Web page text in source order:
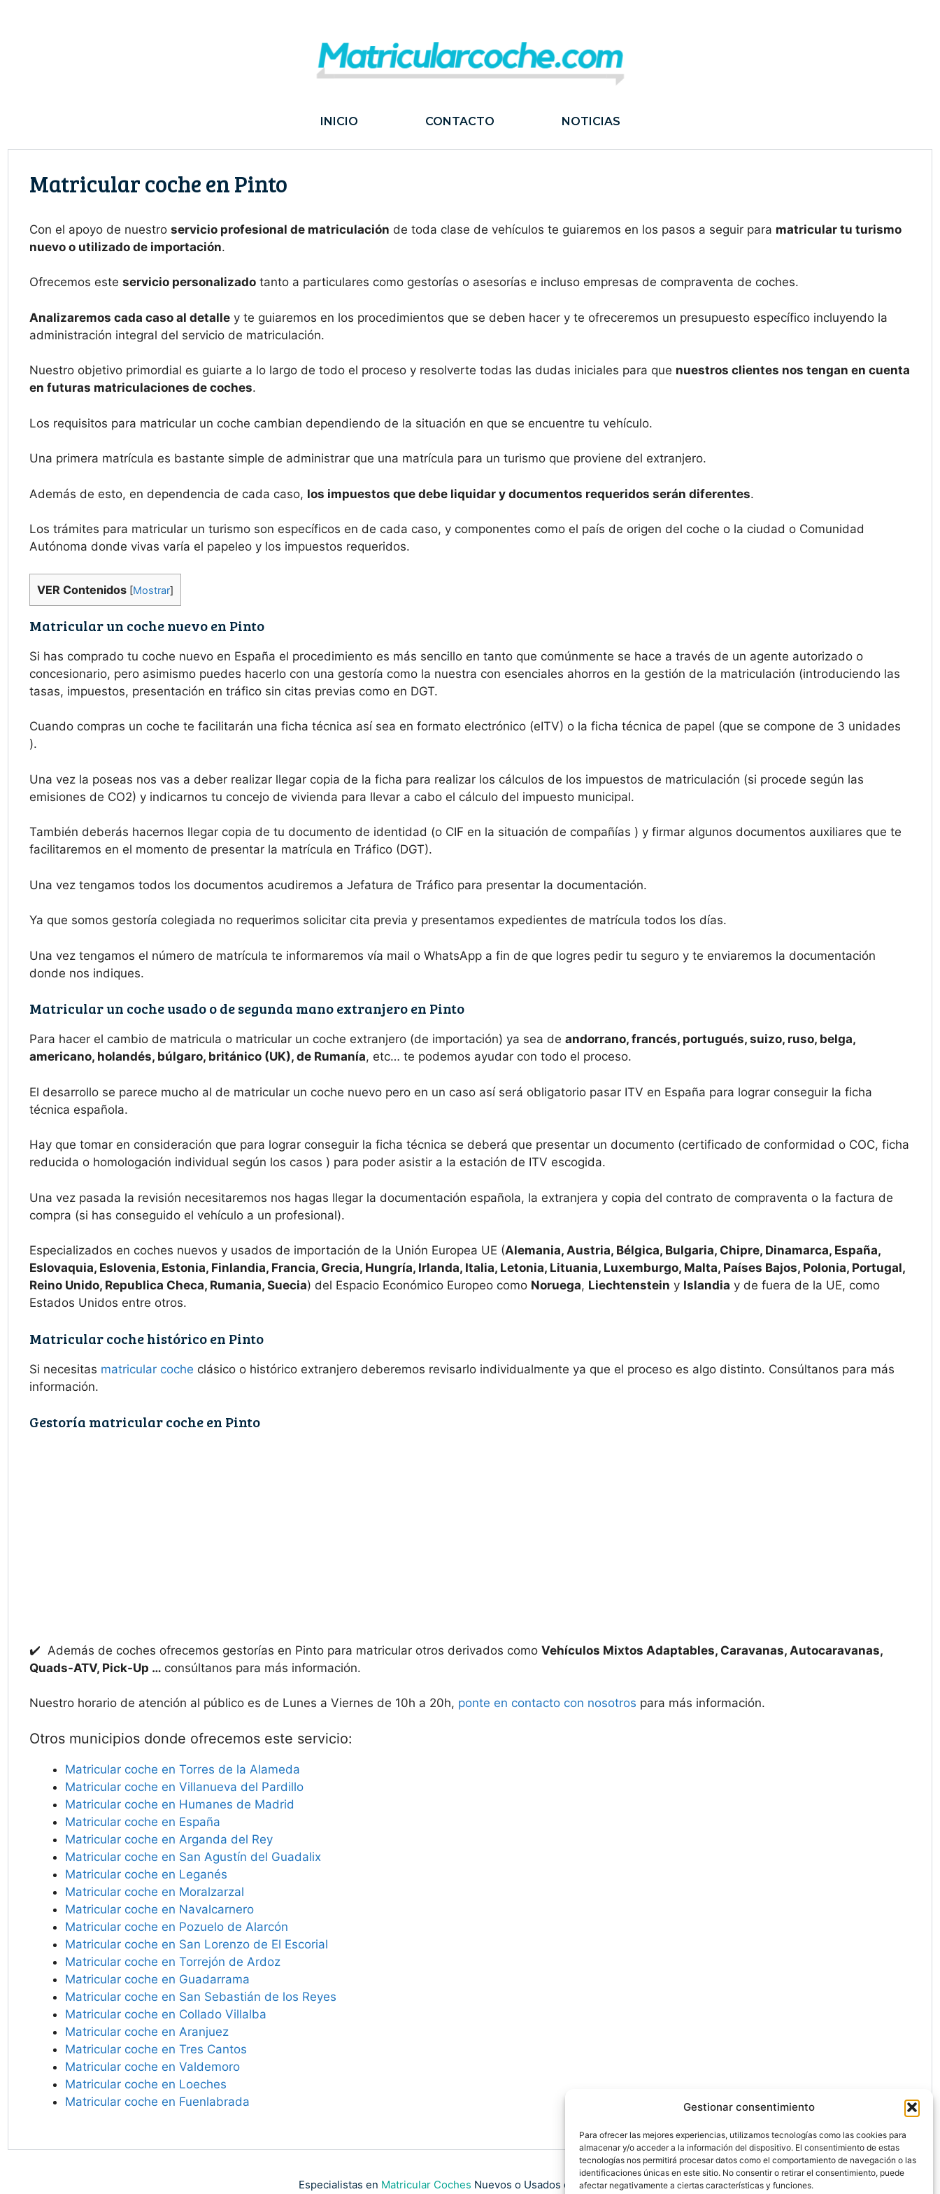
Gestionar consentimiento
Para ofrecer las mejores experiencias, utilizamos tecnologías como las cookies para
almacenar y/o acceder a la información del dispositivo. El consentimiento de estas
tecnologías nos permitirá procesar datos como el comportamiento de navegación o las
identificaciones únicas en este sitio. No consentir o retirar el consentimiento, puede
afectar negativamente a ciertas características y funciones.
INICIO CONTACTO NOTICIAS
Matricular coche en Pinto
Con el apoyo de nuestro servicio profesional de matriculación de toda clase de vehículos te guiaremos en los pasos a seguir para matricular tu turismo
nuevo o utilizado de importación.
Ofrecemos este servicio personalizado tanto a particulares como gestorías o asesorías e incluso empresas de compraventa de coches.
Analizaremos cada caso al detalle y te guiaremos en los procedimientos que se deben hacer y te ofreceremos un presupuesto específico incluyendo la
administración integral del servicio de matriculación.
Nuestro objetivo primordial es guiarte a lo largo de todo el proceso y resolverte todas las dudas iniciales para que nuestros clientes nos tengan en cuenta
en futuras matriculaciones de coches.
Los requisitos para matricular un coche cambian dependiendo de la situación en que se encuentre tu vehículo.
Una primera matrícula es bastante simple de administrar que una matrícula para un turismo que proviene del extranjero.
Además de esto, en dependencia de cada caso, los impuestos que debe liquidar y documentos requeridos serán diferentes.
Los trámites para matricular un turismo son específicos en de cada caso, y componentes como el país de origen del coche o la ciudad o Comunidad
Autónoma donde vivas varía el papeleo y los impuestos requeridos.
VER Contenidos [Mostrar]
Matricular un coche nuevo en Pinto
Si has comprado tu coche nuevo en España el procedimiento es más sencillo en tanto que comúnmente se hace a través de un agente autorizado o
concesionario, pero asimismo puedes hacerlo con una gestoría como la nuestra con esenciales ahorros en la gestión de la matriculación (introduciendo las
tasas, impuestos, presentación en tráfico sin citas previas como en DGT.
Cuando compras un coche te facilitarán una ficha técnica así sea en formato electrónico (eITV) o la ficha técnica de papel (que se compone de 3 unidades
).
Una vez la poseas nos vas a deber realizar llegar copia de la ficha para realizar los cálculos de los impuestos de matriculación (si procede según las
emisiones de CO2) y indicarnos tu concejo de vivienda para llevar a cabo el cálculo del impuesto municipal.
También deberás hacernos llegar copia de tu documento de identidad (o CIF en la situación de compañías ) y firmar algunos documentos auxiliares que te
facilitaremos en el momento de presentar la matrícula en Tráfico (DGT).
Una vez tengamos todos los documentos acudiremos a Jefatura de Tráfico para presentar la documentación.
Ya que somos gestoría colegiada no requerimos solicitar cita previa y presentamos expedientes de matrícula todos los días.
Una vez tengamos el número de matrícula te informaremos vía mail o WhatsApp a fin de que logres pedir tu seguro y te enviaremos la documentación
donde nos indiques.
Matricular un coche usado o de segunda mano extranjero en Pinto
Para hacer el cambio de matricula o matricular un coche extranjero (de importación) ya sea de andorrano, francés, portugués, suizo, ruso, belga,
americano, holandés, búlgaro, británico (UK), de Rumanía, etc… te podemos ayudar con todo el proceso.
El desarrollo se parece mucho al de matricular un coche nuevo pero en un caso así será obligatorio pasar ITV en España para lograr conseguir la ficha
técnica española.
Hay que tomar en consideración que para lograr conseguir la ficha técnica se deberá que presentar un documento (certificado de conformidad o COC, ficha
reducida o homologación individual según los casos ) para poder asistir a la estación de ITV escogida.
Una vez pasada la revisión necesitaremos nos hagas llegar la documentación española, la extranjera y copia del contrato de compraventa o la factura de
compra (si has conseguido el vehículo a un profesional).
Especializados en coches nuevos y usados de importación de la Unión Europea UE (Alemania, Austria, Bélgica, Bulgaria, Chipre, Dinamarca, España,
Eslovaquia, Eslovenia, Estonia, Finlandia, Francia, Grecia, Hungría, Irlanda, Italia, Letonia, Lituania, Luxemburgo, Malta, Países Bajos, Polonia, Portugal,
Reino Unido, Republica Checa, Rumania, Suecia) del Espacio Económico Europeo como Noruega, Liechtenstein y Islandia y de fuera de la UE, como
Estados Unidos entre otros.
Matricular coche histórico en Pinto
Si necesitas matricular coche clásico o histórico extranjero deberemos revisarlo individualmente ya que el proceso es algo distinto. Consúltanos para más
información.
Gestoría matricular coche en Pinto
✔️ Además de coches ofrecemos gestorías en Pinto para matricular otros derivados como Vehículos Mixtos Adaptables, Caravanas, Autocaravanas,
Quads-ATV, Pick-Up … consúltanos para más información.
Nuestro horario de atención al público es de Lunes a Viernes de 10h a 20h, ponte en contacto con nosotros para más información.
Otros municipios donde ofrecemos este servicio:
Matricular coche en Torres de la Alameda
Matricular coche en Villanueva del Pardillo
Matricular coche en Humanes de Madrid
Matricular coche en España
Matricular coche en Arganda del Rey
Matricular coche en San Agustín del Guadalix
Matricular coche en Leganés
Matricular coche en Moralzarzal
Matricular coche en Navalcarnero
Matricular coche en Pozuelo de Alarcón
Matricular coche en San Lorenzo de El Escorial
Matricular coche en Torrejón de Ardoz
Matricular coche en Guadarrama
Matricular coche en San Sebastián de los Reyes
Matricular coche en Collado Villalba
Matricular coche en Aranjuez
Matricular coche en Tres Cantos
Matricular coche en Valdemoro
Matricular coche en Loeches
Matricular coche en Fuenlabrada
Especialistas en Matricular Coches Nuevos o Usados de Importación.